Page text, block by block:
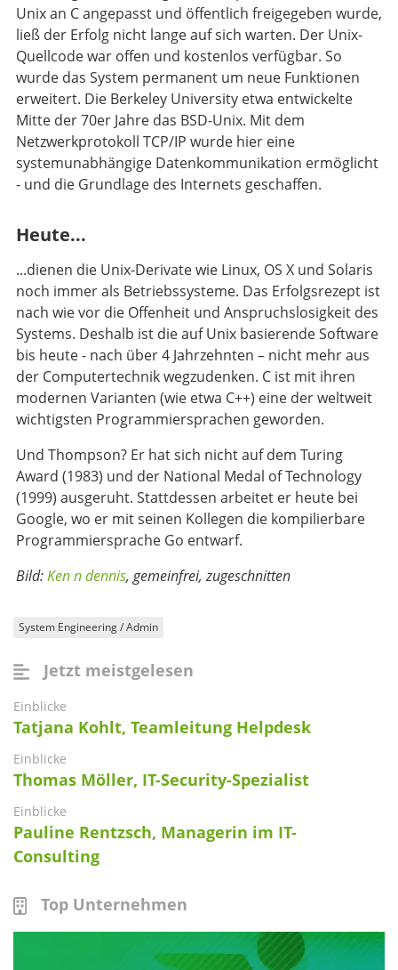
Unix an C angepasst und öffentlich freigegeben wurde,
ließ der Erfolg nicht lange auf sich warten. Der Unix-
Quellcode war offen und kostenlos verfügbar. So
wurde das System permanent um neue Funktionen
erweitert. Die Berkeley University etwa entwickelte
Mitte der 70er Jahre das BSD-Unix. Mit dem
Netzwerkprotokoll TCP/IP wurde hier eine
systemunabhängige Datenkommunikation ermöglicht
- und die Grundlage des Internets geschaffen.
Heute...
...dienen die Unix-Derivate wie Linux, OS X und Solaris
noch immer als Betriebssysteme. Das Erfolgsrezept ist
nach wie vor die Offenheit und Anspruchslosigkeit des
Systems. Deshalb ist die auf Unix basierende Software
bis heute - nach über 4 Jahrzehnten – nicht mehr aus
der Computertechnik wegzudenken. C ist mit ihren
modernen Varianten (wie etwa C++) eine der weltweit
wichtigsten Programmiersprachen geworden.
Und Thompson? Er hat sich nicht auf dem Turing
Award (1983) und der National Medal of Technology
(1999) ausgeruht. Stattdessen arbeitet er heute bei
Google, wo er mit seinen Kollegen die kompilierbare
Programmiersprache Go entwarf.
Bild: Ken n dennis, gemeinfrei, zugeschnitten
System Engineering / Admin
Jetzt meistgelesen
Einblicke
Tatjana Kohlt, Teamleitung Helpdesk
Einblicke
Thomas Möller, IT-Security-Spezialist
Einblicke
Pauline Rentzsch, Managerin im IT-
Consulting
Top Unternehmen